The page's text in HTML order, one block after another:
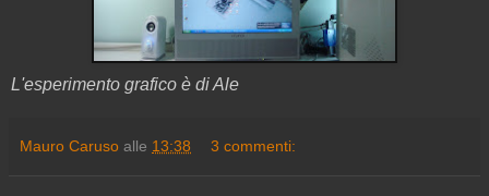
L'esperimento grafico è di Ale
Mauro Caruso alle 13:38 3 commenti: